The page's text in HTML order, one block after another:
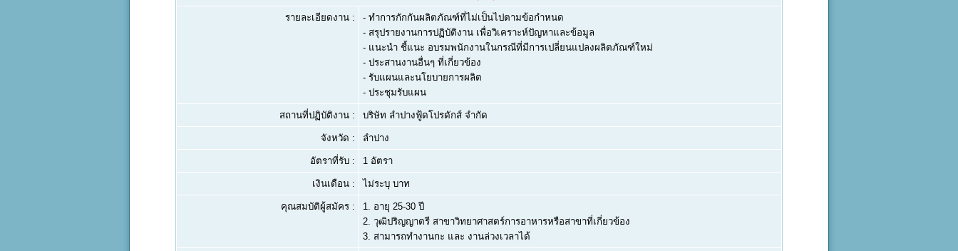
รายละเอียดงาน :
- ทำการกักกันผลิตภัณฑ์ที่ไม่เป็นไปตามข้อกำหนด
- สรุปรายงานการปฏิบัติงาน เพื่อวิเคราะห์ปัญหาและข้อมูล
- แนะนำ ชี้แนะ อบรมพนักงานในกรณีที่มีการเปลี่ยนแปลงผลิตภัณฑ์ใหม่
- ประสานงานอื่นๆ ที่เกี่ยวข้อง
- รับแผนและนโยบายการผลิต
- ประชุมรับแผน
สถานที่ปฏิบัติงาน : บริษัท ลำปางฟู้ดโปรดักส์ จำกัด
จังหวัด : ลำปาง
อัตราที่รับ : 1 อัตรา
เงินเดือน : ไม่ระบุ บาท
คุณสมบัติผู้สมัคร : 1. อายุ 25-30 ปี
2. วุฒิปริญญาตรี สาขาวิทยาศาสตร์การอาหารหรือสาขาที่เกี่ยวข้อง
3. สามารถทำงานกะ และ งานล่วงเวลาได้